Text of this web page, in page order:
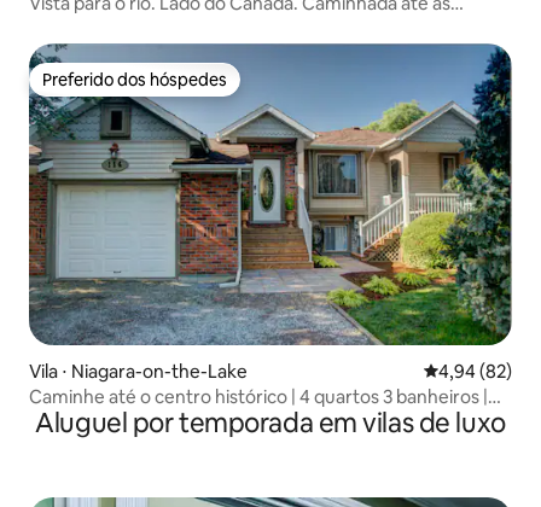
Preferido dos hóspedes
Preferido dos hóspedes
Vila ⋅ Niagara-on-the-Lake 4,94 de uma
4,94 (82)
Caminhe até o centro histórico | 4 quartos 3 banheiros |
Casa limpa e tranquila
Aluguel por temporada em vilas de luxo